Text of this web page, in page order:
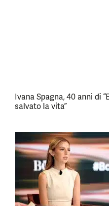
Ivana Spagna, 40 anni di
salvato la vita”